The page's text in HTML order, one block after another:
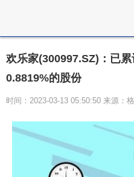
欢乐家(300997.SZ)：已
0.8819%的股份
时间：2023-03-13 05:50:50 来源：